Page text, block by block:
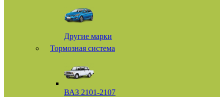
Другие марки
Тормозная система
ВАЗ 2101-2107